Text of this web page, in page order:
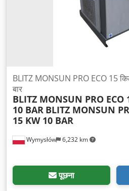
Wymysłów 6,232 km
BLITZ MONSUN PRO ECO 15
बार
BLITZ MONSUN PRO ECO
10 BAR BLITZ MONSUN
15 KW 10 BAR
पूछना